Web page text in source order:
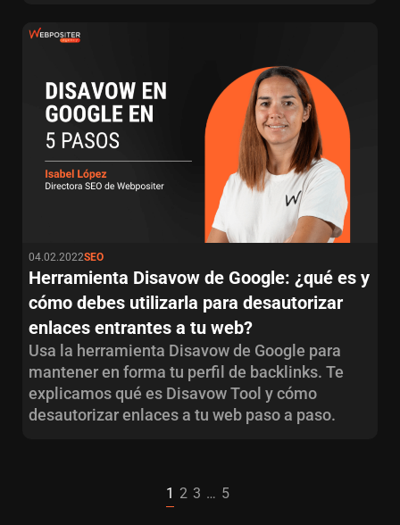
04.02.2022SEO
Herramienta Disavow de Google: ¿qué es y
cómo debes utilizarla para desautorizar
enlaces entrantes a tu web?
Usa la herramienta Disavow de Google para
mantener en forma tu perfil de backlinks. Te
explicamos qué es Disavow Tool y cómo
desautorizar enlaces a tu web paso a paso.
1 2 3 … 5